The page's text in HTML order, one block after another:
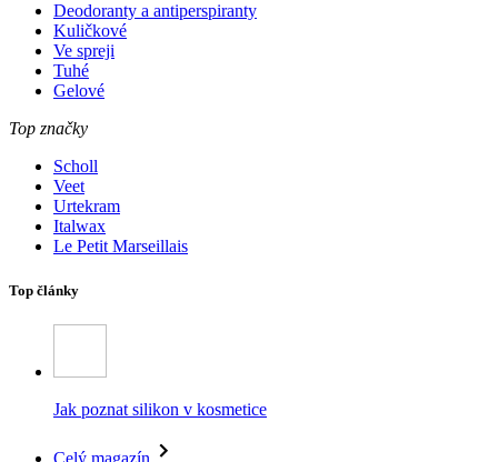
Deodoranty a antiperspiranty
Kuličkové
Ve spreji
Tuhé
Gelové
Top značky
Scholl
Veet
Urtekram
Italwax
Le Petit Marseillais
Top články
Jak poznat silikon v kosmetice
Celý magazín